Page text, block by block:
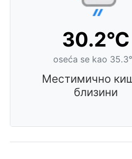
30.2°C
oseća se kao
Местимично
близини